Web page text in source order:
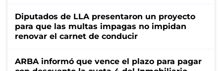
Diputados de LLA presentaron un proyecto
para que las multas impagas no impidan
renovar el carnet de conducir
ARBA informó que vence el plazo para pagar